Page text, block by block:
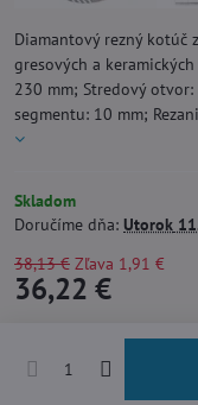
Diamantový rezný kotúč
gresových a
230 mm; Stredový
segmentu: 10 mm;
Skladom
Doručíme dňa: Utorok
38,13 € Zľava 1,91 €
36,22 €